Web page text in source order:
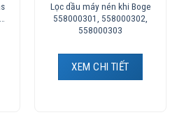
Lọc dầu máy nén khi Boge
558000301, 558000302,
558000303
XEM CHI TIẾT